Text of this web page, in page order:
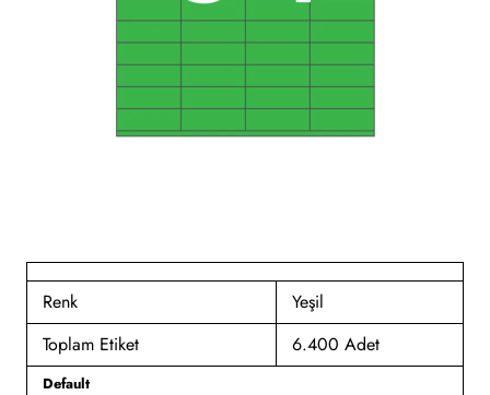
Renk
Yeşil
Toplam Etiket
6.400 Adet
Default